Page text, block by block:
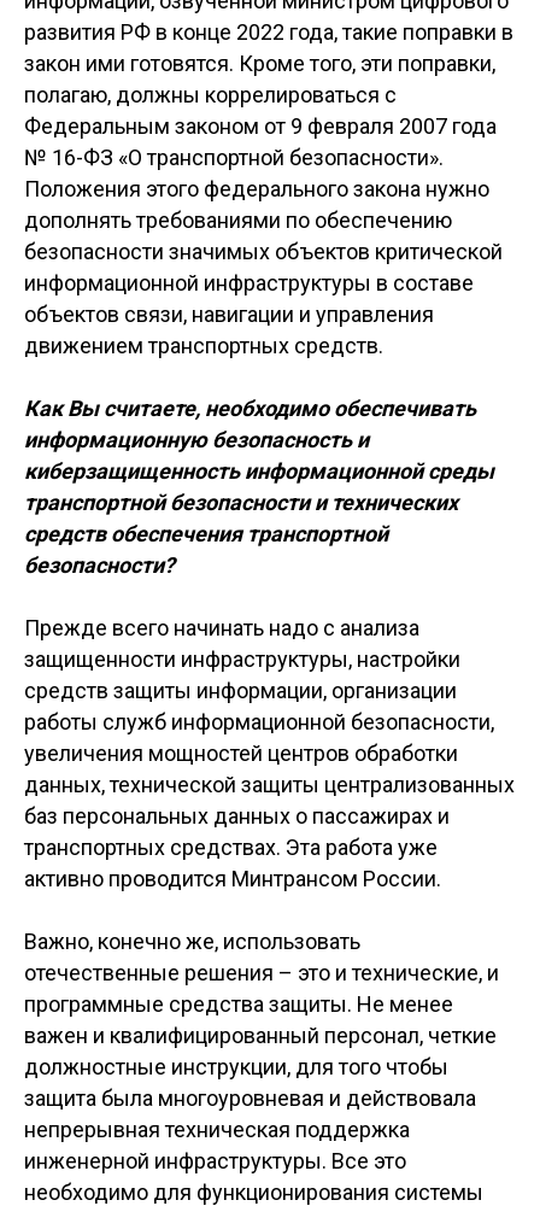
развития РФ в конце 2022 года, такие поправки в
закон ими готовятся. Кроме того, эти поправки,
полагаю, должны коррелироваться с
Федеральным законом от 9 февраля 2007 года
№ 16-ФЗ «О транспортной безопасности».
Положения этого федерального закона нужно
дополнять требованиями по обеспечению
безопасности значимых объектов критической
информационной инфраструктуры в составе
объектов связи, навигации и управления
движением транспортных средств.
Как Вы считаете, необходимо обеспечивать
информационную безопасность и
киберзащищенность информационной среды
транспортной безопасности и технических
средств обеспечения транспортной
безопасности?
Прежде всего начинать надо с анализа
защищенности инфраструктуры, настройки
средств защиты информации, организации
работы служб информационной безопасности,
увеличения мощностей центров обработки
данных, технической защиты централизованных
баз персональных данных о пассажирах и
транспортных средствах. Эта работа уже
активно проводится Минтрансом России.
Важно, конечно же, использовать
отечественные решения – это и технические, и
программные средства защиты. Не менее
важен и квалифицированный персонал, четкие
должностные инструкции, для того чтобы
защита была многоуровневая и действовала
непрерывная техническая поддержка
инженерной инфраструктуры. Все это
необходимо для функционирования системы